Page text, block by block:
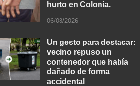
hurto en Colonia.
06/08/2026
Un gesto para destacar:
vecino repuso un
contenedor que había
dañado de forma
accidental